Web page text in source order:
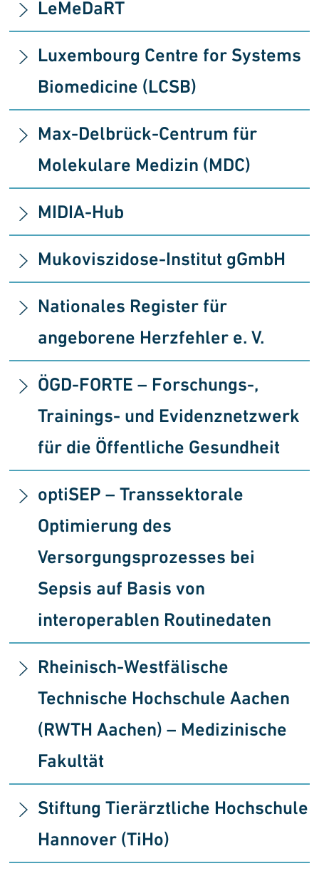
LeMeDaRT
Luxembourg Centre for Systems
Biomedicine (LCSB)
Max-Delbrück-Centrum für
Molekulare Medizin (MDC)
MIDIA-Hub
Mukoviszidose-Institut gGmbH
Nationales Register für
angeborene Herzfehler e. V.
ÖGD-FORTE – Forschungs-,
Trainings- und Evidenznetzwerk
für die Öffentliche Gesundheit
optiSEP – Transsektorale
Optimierung des
Versorgungsprozesses bei
Sepsis auf Basis von
interoperablen Routinedaten
Rheinisch-Westfälische
Technische Hochschule Aachen
(RWTH Aachen) – Medizinische
Fakultät
Stiftung Tierärztliche Hochschule
Hannover (TiHo)